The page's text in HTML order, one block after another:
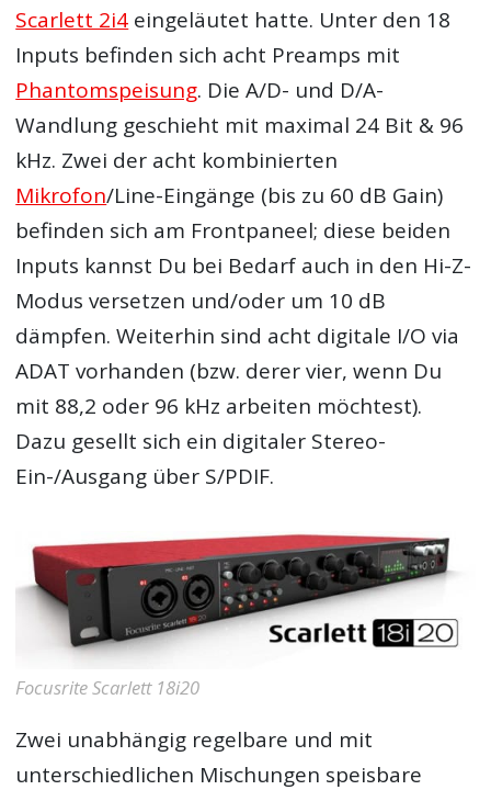
Scarlett 2i4 eingeläutet hatte. Unter den 18
Inputs befinden sich acht Preamps mit
Phantomspeisung. Die A/D- und D/A-
Wandlung geschieht mit maximal 24 Bit & 96
kHz. Zwei der acht kombinierten
Mikrofon/Line-Eingänge (bis zu 60 dB Gain)
befinden sich am Frontpaneel; diese beiden
Inputs kannst Du bei Bedarf auch in den Hi-Z-
Modus versetzen und/oder um 10 dB
dämpfen. Weiterhin sind acht digitale I/O via
ADAT vorhanden (bzw. derer vier, wenn Du
mit 88,2 oder 96 kHz arbeiten möchtest).
Dazu gesellt sich ein digitaler Stereo-
Ein-/Ausgang über S/PDIF.
Focusrite Scarlett 18i20
Zwei unabhängig regelbare und mit
unterschiedlichen Mischungen speisbare